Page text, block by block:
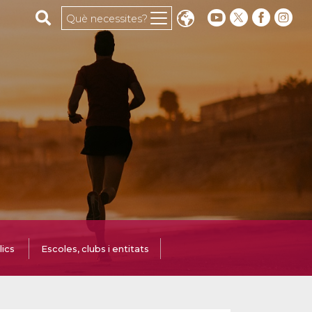
Cerca al web
Què necessites?
Escoles, clubs i entitats